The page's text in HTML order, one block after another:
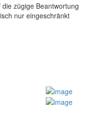
zügige Beantwortung
nur eingeschränkt